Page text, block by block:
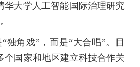
华大学人工智能国际治理研究
角戏”，而是“大合唱”。目
个国家和地区建立科技合作关